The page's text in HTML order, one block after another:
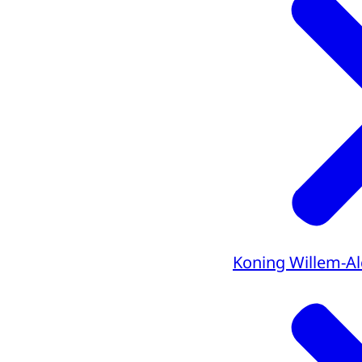
Koning Willem-